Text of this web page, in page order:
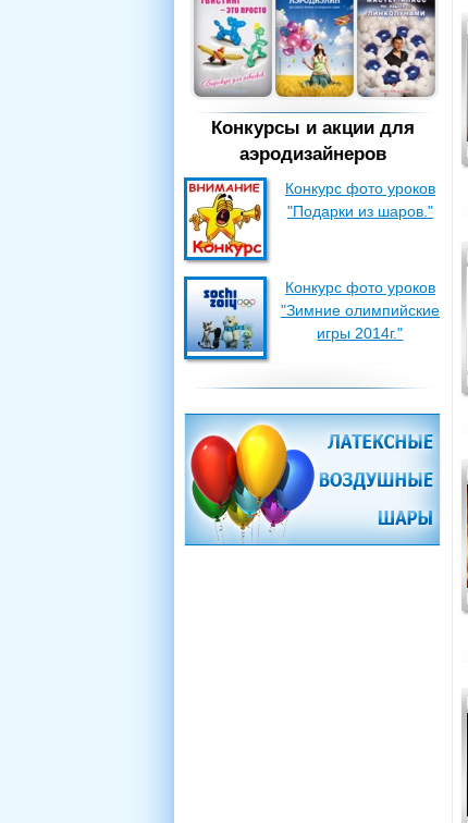
Конкурсы и акции для
аэродизайнеров
Конкурс фото уроков
"Подарки из шаров."
Конкурс фото уроков
"Зимние олимпийские
игры 2014г."